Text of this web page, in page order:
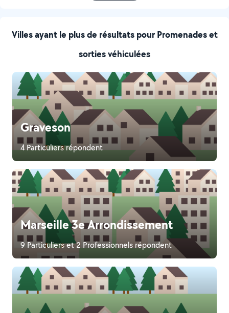
Villes ayant le plus de résultats pour Promenades et
sorties véhiculées
Graveson
4 Particuliers répondent
Marseille 3e Arrondissement
9 Particuliers et 2 Professionnels répondent